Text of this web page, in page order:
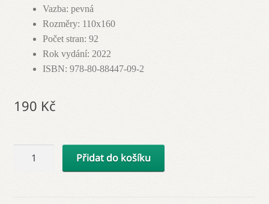
Vazba: pevná
Rozměry: 110x160
Počet stran: 92
Rok vydání: 2022
ISBN: 978-80-88447-09-2
190 Kč
křesťanské
Přidat do košíku